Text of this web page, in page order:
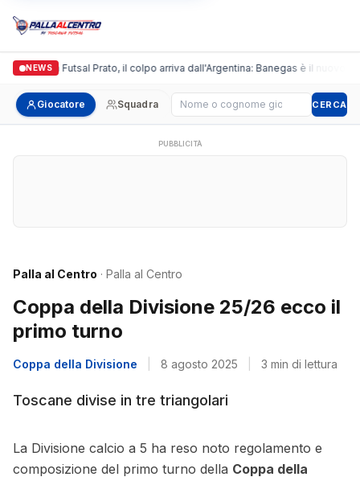
NEWS
Italgronda Futsal Prato, il colpo arriva dall'Argentina: Banegas è il nuovo
Giocatore Squadra Cerca giocatore CERCA
PUBBLICITÀ
Palla al Centro · Palla al Centro
Coppa della Divisione 25/26 ecco il
primo turno
Coppa della Divisione 8 agosto 2025 3 min di lettura
Toscane divise in tre triangolari
La Divisione calcio a 5 ha reso noto regolamento e
composizione del primo turno della Coppa della